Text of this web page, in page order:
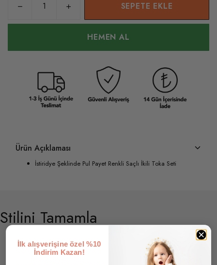
SEPETE EKLE
HEMEN AL
Ürün Açıklaması
İstiridye Şeklinde Pul Payet Renkli Saçlı İkili Toka Seti
Stilini Tamamla
İlk alışverişine özel %10
İndirim Kazan!